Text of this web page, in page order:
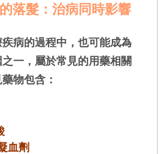
落髮：治病同時影響
病的過程中，也可能成為
一，屬於常見的用藥相關
物包含：
血劑